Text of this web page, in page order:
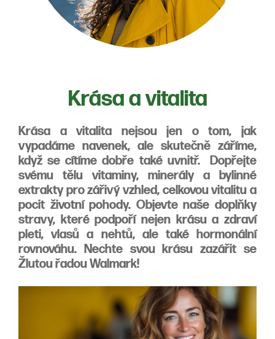
Krása a vitalita
Krása a vitalita nejsou jen o tom, jak
vypadáme navenek, ale skutečně záříme,
když se cítíme dobře také uvnitř. Dopřejte
svému tělu vitaminy, minerály a bylinné
extrakty pro zářivý vzhled, celkovou vitalitu a
pocit životní pohody. Objevte naše doplňky
stravy, které podpoří nejen krásu a zdraví
pleti, vlasů a nehtů, ale také hormonální
rovnováhu. Nechte svou krásu zazářit se
Žlutou řadou Walmark!